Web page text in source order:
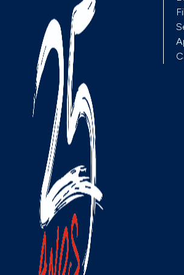
pontos fortes que
melhoram assim o
antigo CPE310-
S. Novidades da geração
CPE320:- Ecrã táctil,
gráfico e colorido.-
Maior precisão de
leitura no módulo de
muito baixa pressão
-250 a +250Pa.-
Resolução em baixa
pressão 0,1 Pa (incluído,
sem custo adicionais).-
MODBUS RS485 RTU
(incluído, sem custos
adicionais). - Caixa
encastrável INOX IP66 e
resistência a VPH
K.